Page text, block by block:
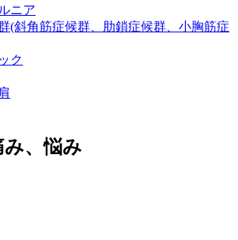
ニア
(斜角筋症候群、肋鎖症候群、小胸筋症
ク
み、悩み